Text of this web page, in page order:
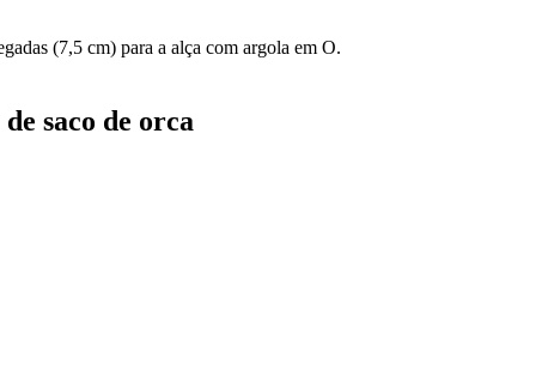
(7,5 cm) para a alça com argola em O.
saco de orca